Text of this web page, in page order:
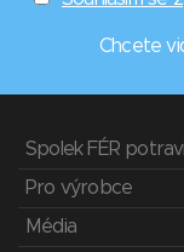
Chcete
Spolek FÉR
Pro výrobce
Média